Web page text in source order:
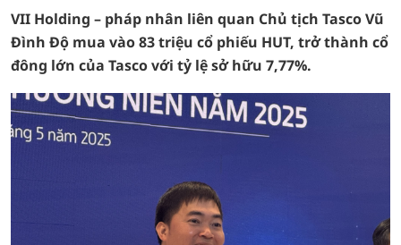
VII Holding – pháp nhân liên quan Chủ tịch Tasco Vũ
Đình Độ mua vào 83 triệu cổ phiếu HUT, trở thành cổ
đông lớn của Tasco với tỷ lệ sở hữu 7,77%.